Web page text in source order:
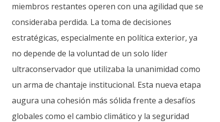
miembros restantes operen con una agilidad que se
consideraba perdida. La toma de decisiones
estratégicas, especialmente en política exterior, ya
no depende de la voluntad de un solo líder
ultraconservador que utilizaba la unanimidad como
un arma de chantaje institucional. Esta nueva etapa
augura una cohesión más sólida frente a desafíos
globales como el cambio climático y la seguridad